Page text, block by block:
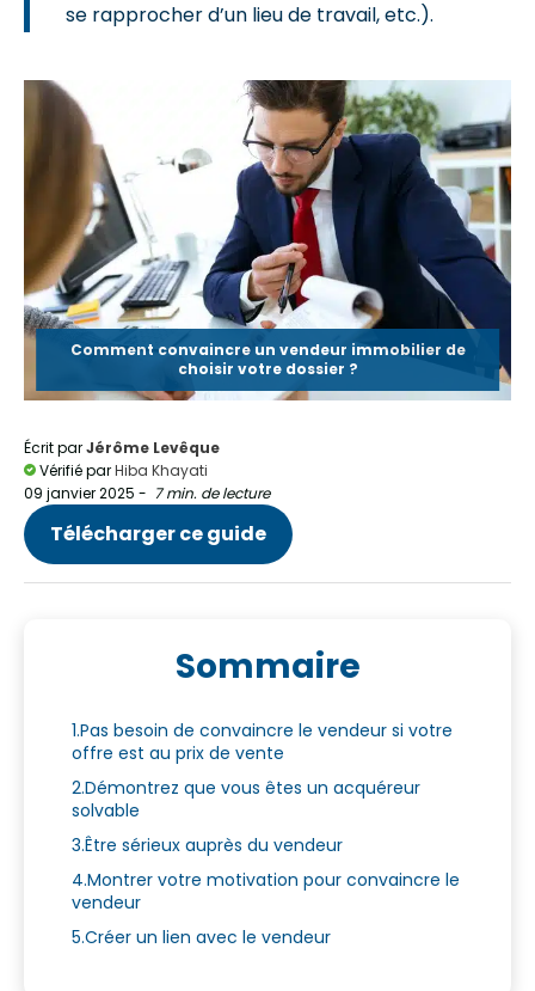
se rapprocher d’un lieu de travail, etc.).
Comment convaincre un vendeur immobilier de
choisir votre dossier ?
Écrit parJérôme Levêque
Vérifié parHiba Khayati
09 janvier 2025 - 7 min. de lecture
Télécharger ce guide
Sommaire
1.Pas besoin de convaincre le vendeur si votre
offre est au prix de vente
2.Démontrez que vous êtes un acquéreur
solvable
3.Être sérieux auprès du vendeur
4.Montrer votre motivation pour convaincre le
vendeur
5.Créer un lien avec le vendeur